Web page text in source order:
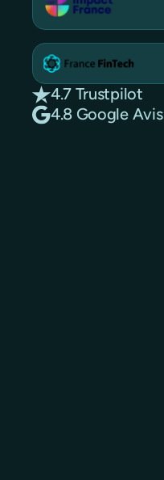
4.7 Trustpilot
4.8 Google Avis